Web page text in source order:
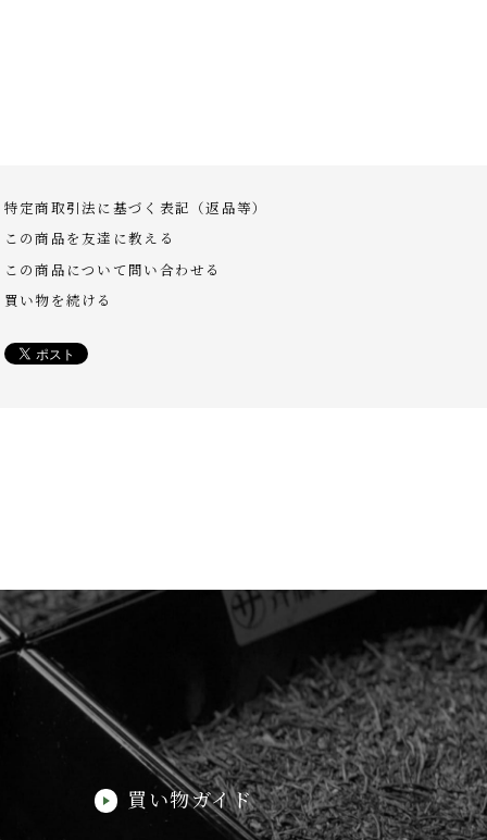
特定商取引法に基づく表記（返品等）
この商品を友達に教える
この商品について問い合わせる
買い物を続ける
買い物ガイド